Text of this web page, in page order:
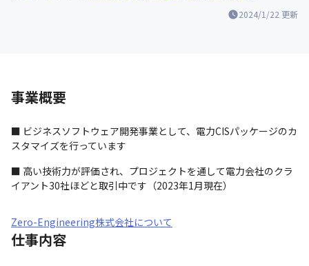
2024/1/22 更新
事業概要
■ ビジネスソフトウェア開発事業として、電力CISパッケージのカ
スタマイズを行っています
■ 高い技術力が評価され、プロジェクトを通して電力会社のクラ
イアント30社ほどと取引中です（2023年1月現在）
Zero-Engineering株式会社について
仕事内容